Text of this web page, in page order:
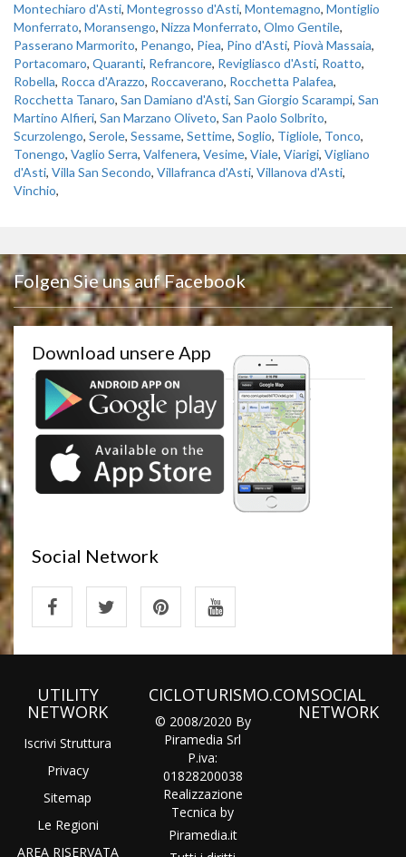
Montechiaro d'Asti, Montegrosso d'Asti, Montemagno, Montiglio
Monferrato, Moransengo, Nizza Monferrato, Olmo Gentile,
Passerano Marmorito, Penango, Piea, Pino d'Asti, Piovà Massaia,
Portacomaro, Quaranti, Refrancore, Revigliasco d'Asti, Roatto,
Robella, Rocca d'Arazzo, Roccaverano, Rocchetta Palafea,
Rocchetta Tanaro, San Damiano d'Asti, San Giorgio Scarampi, San
Martino Alfieri, San Marzano Oliveto, San Paolo Solbrito,
Scurzolengo, Serole, Sessame, Settime, Soglio, Tigliole, Tonco,
Tonengo, Vaglio Serra, Valfenera, Vesime, Viale, Viarigi, Vigliano
d'Asti, Villa San Secondo, Villafranca d'Asti, Villanova d'Asti,
Vinchio,
Folgen Sie uns auf Facebook
Download unsere App
Social Network
UTILITY
NETWORK
Iscrivi Struttura
Privacy
Sitemap
Le Regioni
AREA RISERVATA
CICLOTURISMO.COM
© 2008/2020 By
Piramedia Srl
P.iva:
01828200038
Realizzazione
Tecnica by
Piramedia.it
SOCIAL
NETWORK